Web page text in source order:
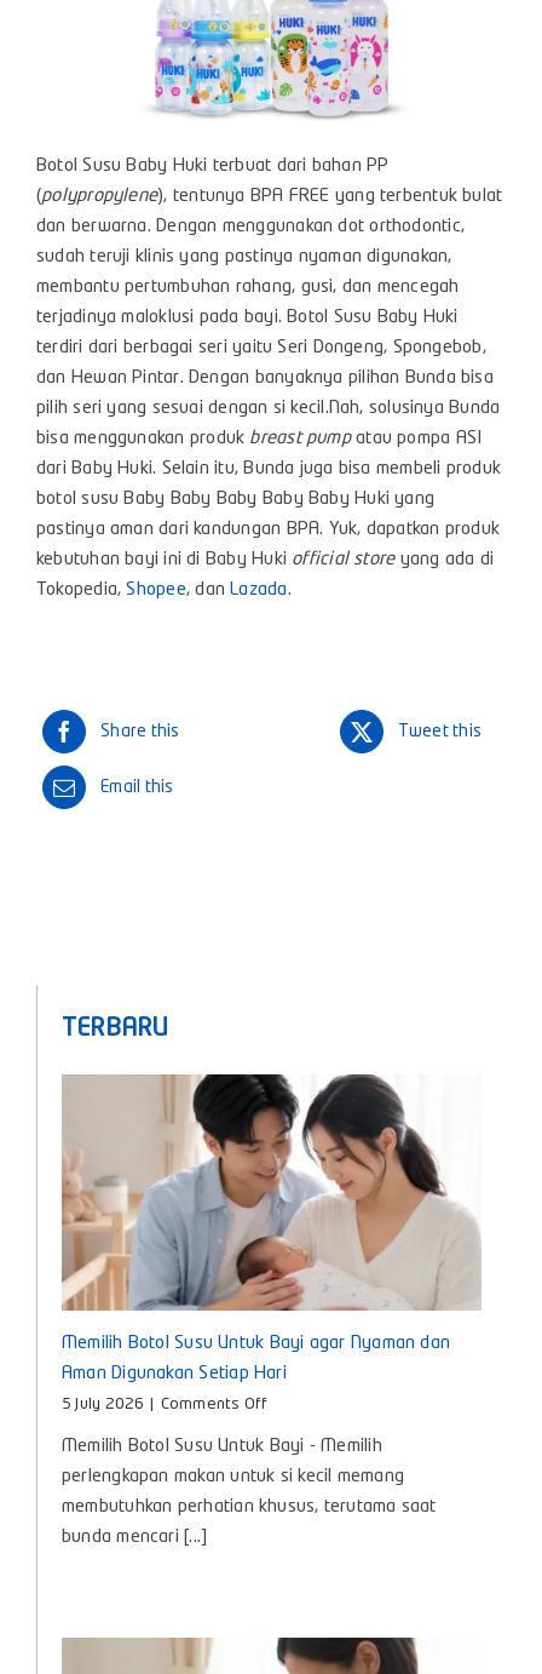
Botol Susu Baby Huki terbuat dari bahan PP
(polypropylene), tentunya BPA FREE yang terbentuk bulat
dan berwarna. Dengan menggunakan dot orthodontic,
sudah teruji klinis yang pastinya nyaman digunakan,
membantu pertumbuhan rahang, gusi, dan mencegah
terjadinya maloklusi pada bayi. Botol Susu Baby Huki
terdiri dari berbagai seri yaitu Seri Dongeng, Spongebob,
dan Hewan Pintar. Dengan banyaknya pilihan Bunda bisa
pilih seri yang sesuai dengan si kecil.Nah, solusinya Bunda
bisa menggunakan produk breast pumpatau pompa ASI
dari Baby Huki. Selain itu, Bunda juga bisa membeli produk
botol susu Baby Baby Baby Baby Baby Huki yang
pastinya aman dari kandungan BPA. Yuk, dapatkan produk
kebutuhan bayi ini di Baby Huki official storeyang ada di
Tokopedia,Shopee, danLazada.
Share this Tweet this
Email this
TERBARU
Memilih Botol Susu Untuk Bayi agar Nyaman dan
Aman Digunakan Setiap Hari
5 July 2026 Comments Offon
Botol
Susu
Untuk
Setiap
Memilih Botol Susu Untuk Bayi - Memilih
perlengkapan makan untuk si kecil memang
membutuhkan perhatian khusus, terutama saat
bunda mencari [...]